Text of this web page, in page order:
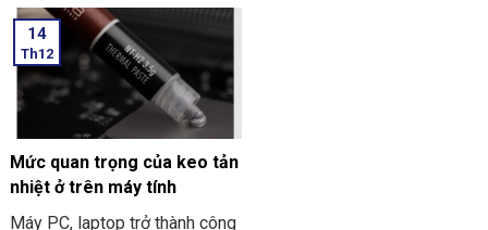
nhiều nơi thì PC Mini ITX có
thể đáp ứng được nhu cầu đó.
Sau đây là một số thông tin
khi bạn tìm hiểu về PC Mini
ITX. Cùng THIÊN SƠN
COMPUTER tham khảo nhé.
14
Th12
Mức quan trọng của keo tản
nhiệt ở trên máy tính
Máy PC, laptop trở thành công